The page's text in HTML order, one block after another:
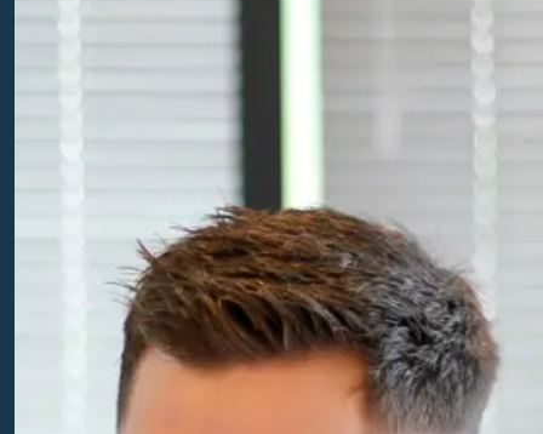
2023: Box 3 -
actualiteiten en
Geplaatst op: 17 oktober 2022